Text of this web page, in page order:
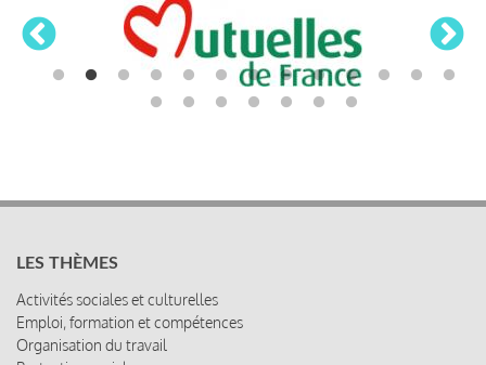
LES THÈMES
Activités sociales et culturelles
Emploi, formation et compétences
Organisation du travail